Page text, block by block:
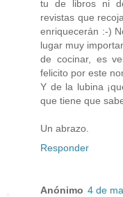
tu de libros ni
revistas que
enriquecerán :-)
lugar muy
de cocinar, es
felicito por este
Y de la lubina
que tiene que
Un abrazo.
Responder
Anónimo 4 de